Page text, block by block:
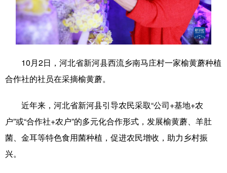
食品 人居 信息化 数字经济
学术中国 乡村振兴 银龄 溯源中国
彩票 娱乐
文化产业
地方频道
10月2日，河北省新河县西流乡南马庄村一家榆黄蘑种植
合作社的社员在采摘榆黄蘑。
近年来，河北省新河县引导农民采取“公司+基地+农
户”或“合作社+农户”的多元化合作形式，发展榆黄蘑、羊肚
菌、金耳等特色食用菌种植，促进农民增收，助力乡村振
兴。